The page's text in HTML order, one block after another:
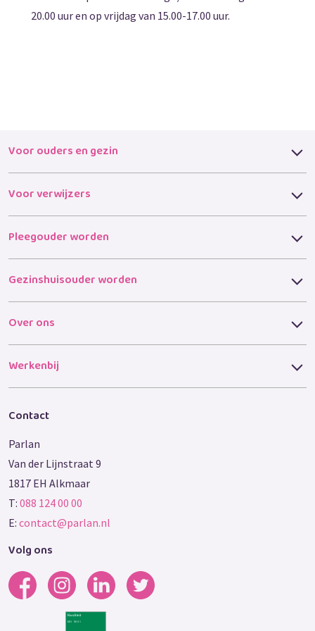
20.00 uur en op vrijdag van 15.00-17.00 uur.
Voor ouders en gezin
Voor verwijzers
Pleegouder worden
Gezinshuisouder worden
Over ons
Werkenbij
Contact
Parlan
Van der Lijnstraat 9
1817 EH Alkmaar
T: 088 124 00 00
E: contact@parlan.nl
Volg ons